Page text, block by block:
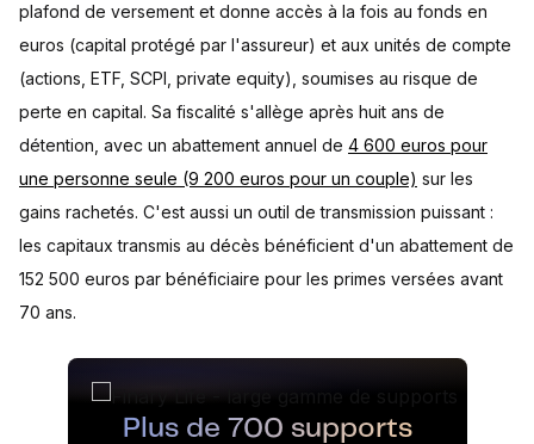
plafond de versement et donne accès à la fois au fonds en
euros (capital protégé par l'assureur) et aux unités de compte
(actions, ETF, SCPI, private equity), soumises au risque de
perte en capital. Sa fiscalité s'allège après huit ans de
détention, avec un abattement annuel de 4 600 euros pour
une personne seule (9 200 euros pour un couple) sur les
gains rachetés. C'est aussi un outil de transmission puissant :
les capitaux transmis au décès bénéficient d'un abattement de
152 500 euros par bénéficiaire pour les primes versées avant
70 ans.
Plus de 700 supports